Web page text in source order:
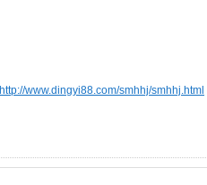
http://www.dingyi88.com/smhhj/smhhj.html